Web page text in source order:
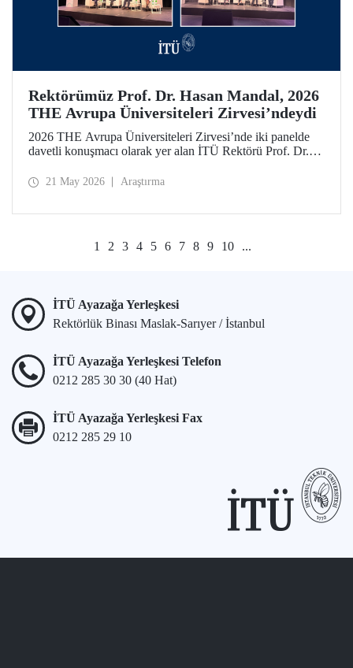
Rektörümüz Prof. Dr. Hasan Mandal, 2026
THE Avrupa Üniversiteleri Zirvesi’ndeydi
2026 THE Avrupa Üniversiteleri Zirvesi’nde iki panelde
davetli konuşmacı olarak yer alan İTÜ Rektörü Prof. Dr.
katıldığı toplantıda uluslararası araştırma ve iş birliği
21 May 2026 Araştırma
1 2 3 4 5 6 7 8 9 10 ...
İTÜ Ayazağa Yerleşkesi
Rektörlük Binası Maslak-Sarıyer / İstanbul
İTÜ Ayazağa Yerleşkesi Telefon
0212 285 30 30 (40 Hat)
İTÜ Ayazağa Yerleşkesi Fax
0212 285 29 10